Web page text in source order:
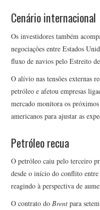
Cenário internacional
Os investidores também
negociações entre Estados
fluxo de navios pelo Estreito
O alívio nas tensões externas
petróleo e afetou empresas
mercado monitora os
americanos para ajustar as
Petróleo recua
O petróleo caiu pelo terceiro
desde o início do conflito
reagindo à perspectiva de
O contrato doBrent para